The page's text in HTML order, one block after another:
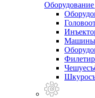
Машины